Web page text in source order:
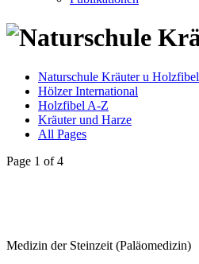
Naturschule Kräuter u Holzfibel
Hölzer International
Holzfibel A-Z
Kräuter und Harze
All Pages
Page 1 of 4
Medizin der Steinzeit (Paläomedizin)